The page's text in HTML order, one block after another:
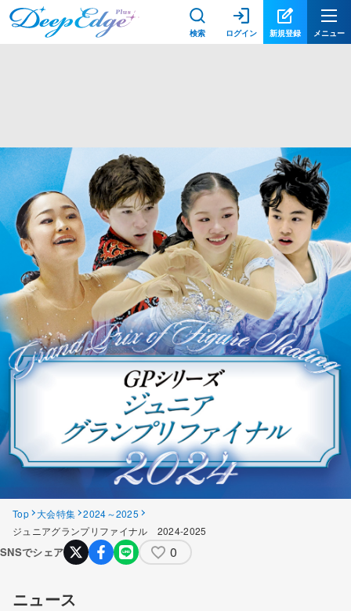
検索 ログイン 新規登録 メニュー
Top 大会特集
2024～2025
ジュニアグランプリファイナル 2024-2025
SNSでシェア 0
ニュース